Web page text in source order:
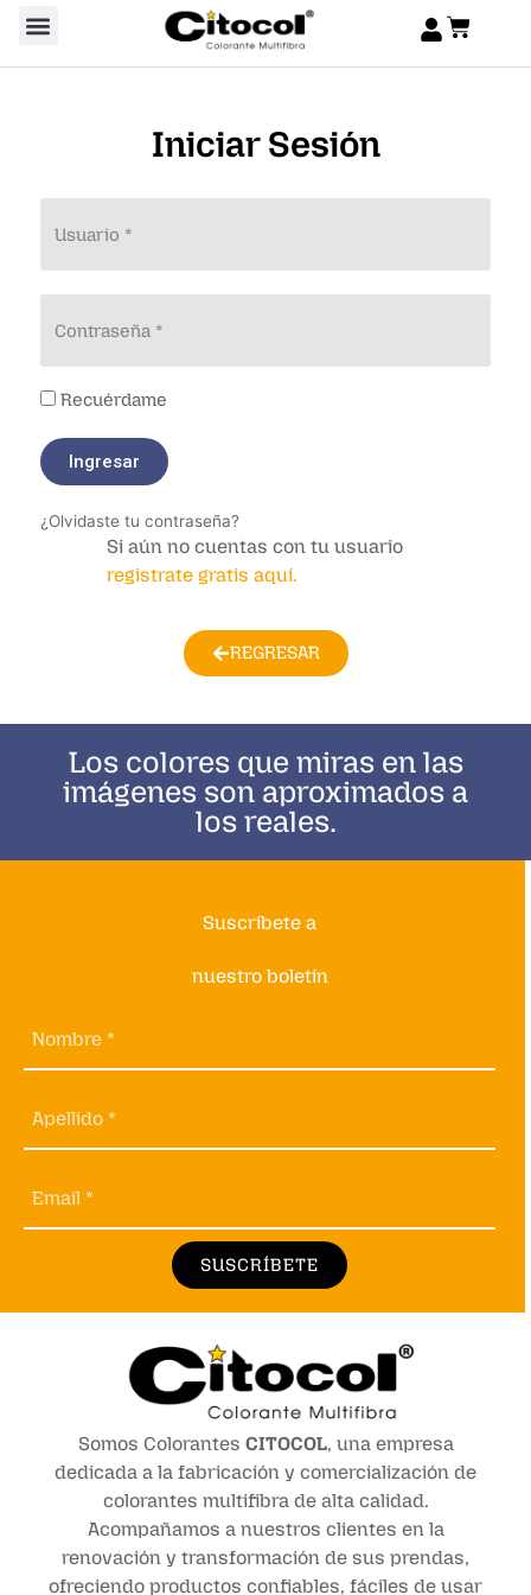
Iniciar Sesión
Usuario *
Contraseña *
Recuérdame
Ingresar
¿Olvidaste tu contraseña?
Si aún no cuentas con tu usuario
registrate gratis aquí.
REGRESAR
Los colores que miras en las
imágenes son aproximados a
los reales.
Suscríbete a
nuestro boletín
Nombre *
Apellido *
Email *
SUSCRÍBETE
Somos Colorantes CITOCOL, una empresa
dedicada a la fabricación y comercialización de
colorantes multifibra de alta calidad.
Acompañamos a nuestros clientes en la
renovación y transformación de sus prendas,
ofreciendo productos confiables, fáciles de usar